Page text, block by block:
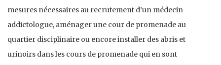
mesures nécessaires au recrutement d’un médecin
addictologue, aménager une cour de promenade au
quartier disciplinaire ou encore installer des abris et
urinoirs dans les cours de promenade qui en sont